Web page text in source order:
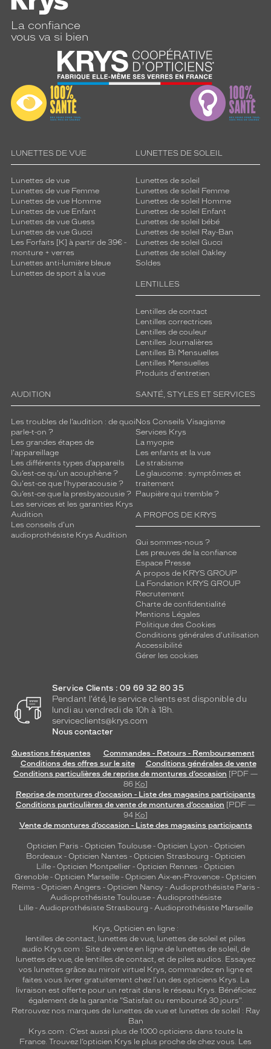
La confiance
vous va si bien
LUNETTES DE VUE
Lunettes de vue
Lunettes de vue Femme
Lunettes de vue Homme
Lunettes de vue Enfant
Lunettes de vue Guess
Lunettes de vue Gucci
Les Forfaits [K] à partir de 39€ -
monture + verres
Lunettes anti-lumière bleue
Lunettes de sport à la vue
LUNETTES DE SOLEIL
Lunettes de soleil
Lunettes de soleil Femme
Lunettes de soleil Homme
Lunettes de soleil Enfant
Lunettes de soleil bébé
Lunettes de soleil Ray-Ban
Lunettes de soleil Gucci
Lunettes de soleil Oakley
Soldes
LENTILLES
Lentilles de contact
Lentilles correctrices
Lentilles de couleur
Lentilles Journalières
Lentilles Bi Mensuelles
Lentilles Mensuelles
Produits d'entretien
AUDITION
Les troubles de l’audition : de quoi
parle-t-on ?
Les grandes étapes de
l'appareillage
Les différents types d’appareils
Qu’est-ce qu'un acouphène ?
Qu'est-ce que l'hyperacousie ?
Qu’est-ce que la presbyacousie ?
Les services et les garanties Krys
Audition
Les conseils d'un
audioprothésiste Krys Audition
SANTÉ, STYLES ET SERVICES
Nos Conseils Visagisme
Services Krys
La myopie
Les enfants et la vue
Le strabisme
Le glaucome : symptômes et
traitement
Paupière qui tremble ?
A PROPOS DE KRYS
Qui sommes-nous ?
Les preuves de la confiance
Espace Presse
A propos de KRYS GROUP
La Fondation KRYS GROUP
Recrutement
Charte de confidentialité
Mentions Légales
Politique des Cookies
Conditions générales d'utilisation
Accessibilité
Gérer les cookies
Service Clients : 09 69 32 80 35
Pendant l'été, le service clients est disponible du
lundi au vendredi de 10h à 18h.
serviceclients@krys.com
Nous contacter
Questions fréquentes
Commandes - Retours - Remboursement
Conditions des offres sur le site
Conditions générales de vente
Conditions particulières de reprise de montures d’occasion [PDF —
86 Ko]
Reprise de montures d’occasion - Liste des magasins participants
Conditions particulières de vente de montures d’occasion [PDF —
94 Ko]
Vente de montures d’occasion - Liste des magasins participants
Opticien Paris - Opticien Toulouse- Opticien Lyon - Opticien
Bordeaux- Opticien Nantes - Opticien Strasbourg - Opticien
Lille - Opticien Montpellier - Opticien Rennes - Opticien
Grenoble - Opticien Marseille - Opticien Aix-en-Provence - Opticien
Reims - Opticien Angers - Opticien Nancy - Audioprothésiste Paris -
Audioprothésiste Toulouse- Audioprothésiste
Lille- Audioprothésiste Strasbourg - Audioprothésiste Marseille
Krys, Opticien en ligne :
lentilles de contact lunettes de vue, lunettes de soleil et piles
audio Krys.com : Site de vente en ligne de lunettes de soleil, de
lunettes de vue, de lentilles de contact , et de piles audios. Essayez
vos lunettes grâce au miroir virtuel Krys, commandez en ligne et
faites vous livrer gratuitement chez l'un des opticiens Krys. La
livraison est offerte pour un retrait dans le réseau Krys. Bénéficiez
également de la garantie "Satisfait ou remboursé 30 jours".
Retrouvez nos marques de lunettes de vue et lunettes de soleil : Ray
Ban
Krys.com : C’est aussi plus de 1000 opticiens dans toute la
France. Trouvez l’opticien Krys le plus proche de chez vous . Les